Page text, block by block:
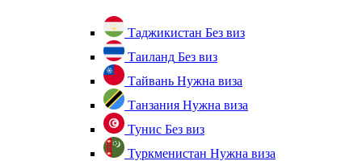
Таджикистан Без виз
Таиланд Без виз
Тайвань Нужна виза
Танзания Нужна виза
Тунис Без виз
Туркменистан Нужна виза